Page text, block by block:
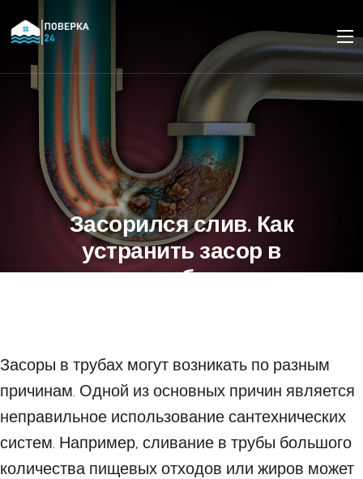
Засорился слив. Как
устранить засор в
трубах
Засоры в трубах могут возникать по разным
причинам. Одной из основных причин является
неправильное использование сантехнических
систем. Например, сливание в трубы большого
количества пищевых отходов или жиров может